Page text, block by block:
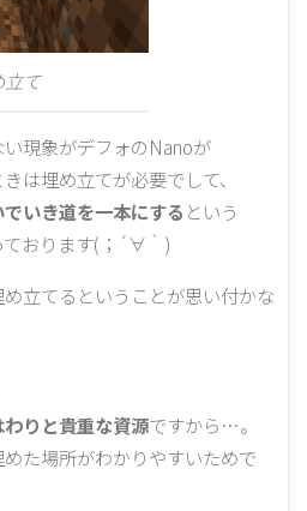
立て
現象がデフォのNanoが
は埋め立てが必要でして、
いき道を一本にする という
ております(；´∀｀)
立てるということが思い付かな
りと貴重な資源ですから…。
た場所がわかりやすいためで